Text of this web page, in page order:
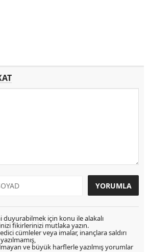
duyurabilmek için konu ile alakalı
fikirlerinizi mutlaka yazın.
cümleler veya imalar, inançlara saldırı
ve büyük harflerle yazılmış yorumlar